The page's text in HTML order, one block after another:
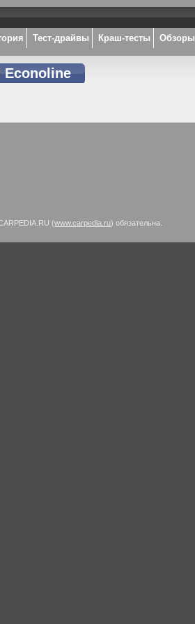
Тест-драйвы Краш-тесты Обзоры
Econoline
(www.carpedia.ru) обязательна.